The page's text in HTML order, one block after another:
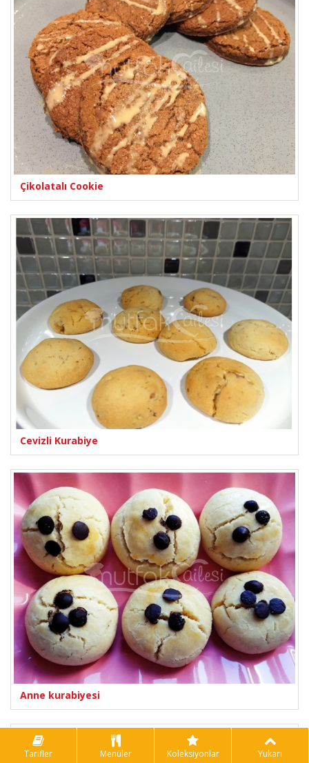
Çikolatalı Cookie
Cevizli Kurabiye
Anne kurabiyesi
Tarifler Menüler Koleksiyonlar Yukarı